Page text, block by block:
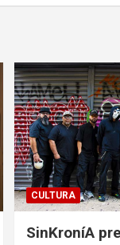
CULTURA
SinKroníA